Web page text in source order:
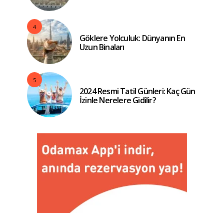
4
Göklere Yolculuk: Dünyanın En
Uzun Binaları
5
2024 Resmi Tatil Günleri: Kaç Gün
İzinle Nerelere Gidilir?